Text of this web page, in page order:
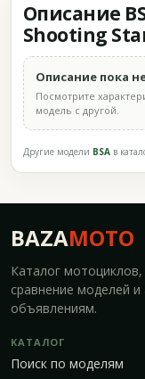
Описание
Shooting
Описание пока
Посмотрите
модель с другой.
Другие модели BSA в
BAZAMOTO
Каталог мотоциклов,
сравнение моделей и
объявлениям.
КАТАЛОГ
Поиск по моделям